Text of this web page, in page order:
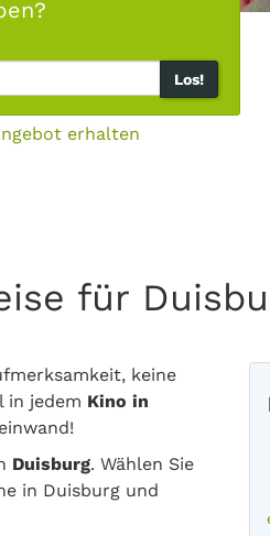
Los!
erhalten
für
keine
in jedem Kino in
Duisburg. Wählen Sie
in Duisburg und